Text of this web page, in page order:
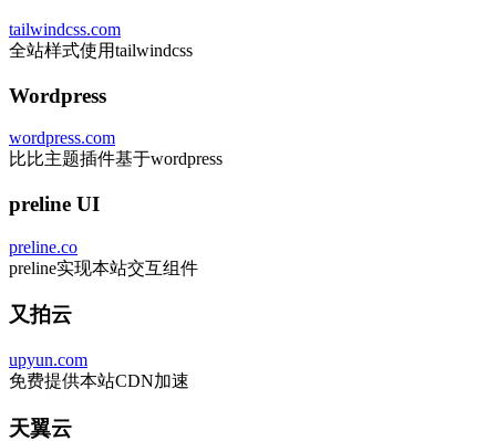
tailwindcss.com
全站样式使用tailwindcss
Wordpress
wordpress.com
比比主题插件基于wordpress
preline UI
preline.co
preline实现本站交互组件
又拍云
upyun.com
免费提供本站CDN加速
天翼云